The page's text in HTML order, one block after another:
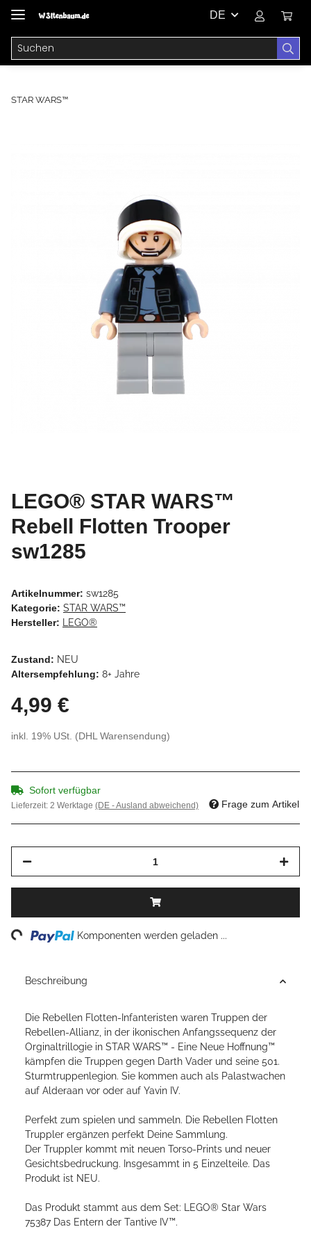
DE
STAR WARS™
LEGO® STAR WARS™
Rebell Flotten Trooper
sw1285
Artikelnummer: sw1285
Kategorie: STAR WARS™
Hersteller: LEGO®
Zustand: NEU
Altersempfehlung: 8+ Jahre
4,99 €
inkl. 19% USt. (DHL Warensendung)
Sofort verfügbar
Lieferzeit: 2 Werktage (DE - Ausland abweichend) Frage zum Artikel
Komponenten werden geladen ...
Beschreibung
Die Rebellen Flotten-Infanteristen waren Truppen der
Rebellen-Allianz, in der ikonischen Anfangssequenz der
Orginaltrillogie in STAR WARS™ - Eine Neue Hoffnung™
kämpfen die Truppen gegen Darth Vader und seine 501.
Sturmtruppenlegion. Sie kommen auch als Palastwachen
auf Alderaan vor oder auf Yavin IV.
Perfekt zum spielen und sammeln. Die Rebellen Flotten
Truppler ergänzen perfekt Deine Sammlung.
Der Truppler kommt mit neuen Torso-Prints und neuer
Gesichtsbedruckung. Insgesammt in 5 Einzelteile. Das
Produkt ist NEU.
Das Produkt stammt aus dem Set: LEGO® Star Wars
75387 Das Entern der Tantive IV™.